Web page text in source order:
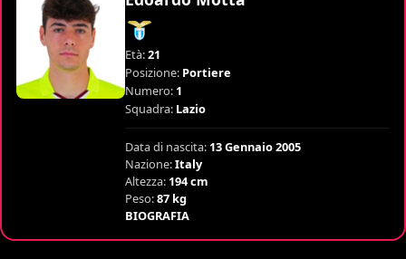
Età:21
Posizione: Portiere
Numero: 1
Squadra: Lazio
Data di nascita: 13 Gennaio 2005
Nazione:Italy
Altezza: 194 cm
Peso:87 kg
BIOGRAFIA